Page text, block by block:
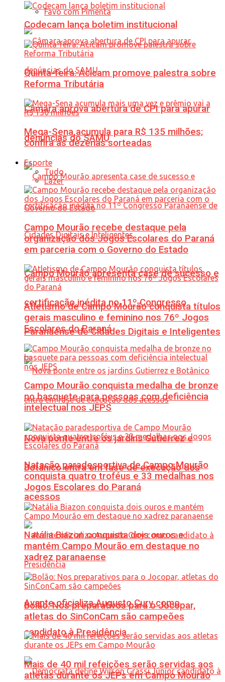
Favo com Pimenta
Câmara aprova abertura de CPI para apurar
denúncias do SAMU
Campo Mourão apresenta case de sucesso e
certificação inédita no 11º Congresso
Paranaense de Cidades Digitais e Inteligentes
Nova ponte entre os jardins Gutierrez e
Botânico entra em fase de execução dos
acessos
Avante oficializa Augusto Cury como
candidato à Presidência
Codecam lança boletim institucional
Quinta-feira: Acicam promove palestra sobre
Reforma Tributária
Mega-Sena acumula para R$ 135 milhões;
confira as dezenas sorteadas
Esporte
Tudo
Lazer
Campo Mourão recebe destaque pela
organização dos Jogos Escolares do Paraná
em parceria com o Governo do Estado
Atletismo de Campo Mourão conquista títulos
gerais masculino e feminino nos 76º Jogos
Escolares do Paraná
Campo Mourão conquista medalha de bronze
no basquete para pessoas com deficiência
intelectual nos JEPS
Natação paradesportiva de Campo Mourão
conquista quatro troféus e 33 medalhas nos
Jogos Escolares do Paraná
Natália Biazon conquista dois ouros e
mantém Campo Mourão em destaque no
xadrez paranaense
Bolão: Nos preparativos para o Jocopar,
atletas do SinConCam são campeões
Mais de 40 mil refeições serão servidas aos
atletas durante os JEPs em Campo Mourão